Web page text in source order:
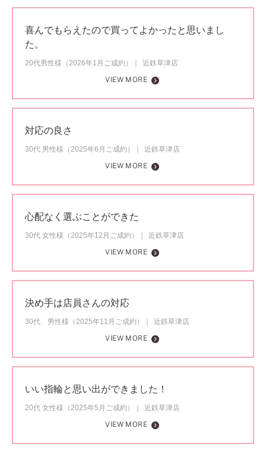
喜んでもらえたので買ってよかったと思いまし
た。
20代男性様（2026年1月ご成約）
近鉄草津店
VIEW MORE
対応の良さ
30代 男性様（2025年6月ご成約）
近鉄草津店
VIEW MORE
心配なく選ぶことができた
30代 女性様（2025年12月ご成約）
近鉄草津店
VIEW MORE
決め手は店員さんの対応
30代 男性様（2025年11月ご成約）
近鉄草津店
VIEW MORE
いい指輪と思い出ができました！
20代 女性様（2025年5月ご成約）
近鉄草津店
VIEW MORE